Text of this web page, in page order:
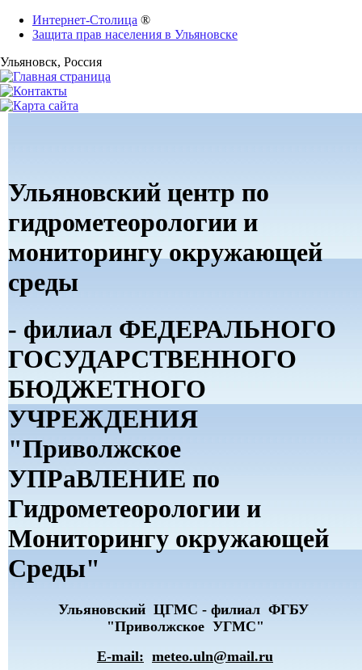
Интернет-Столица ®
Защита прав населения в Ульяновске
Ульяновск, Россия
Ульяновский центр по
гидрометеорологии и
мониторингу окружающей
среды
- филиал ФЕДЕРАЛЬНОГО
ГОСУДАРСТВЕННОГО
БЮДЖЕТНОГО
УЧРЕЖДЕНИЯ
"Приволжское
УПРаВЛЕНИЕ по
Гидрометеорологии и
Мониторингу окружающей
Среды"
Ульяновский ЦГМС - филиал ФГБУ
"Приволжское УГМС"
E-mail: meteo.uln@mail.ru